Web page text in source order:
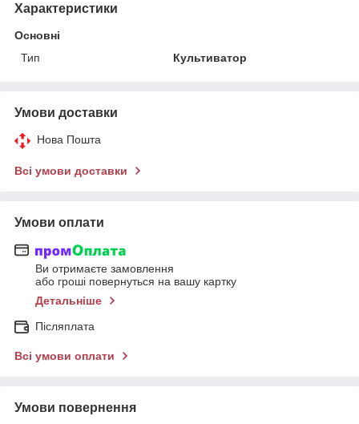
Характеристики
Основні
Тип
Культиватор
Умови доставки
Нова Пошта
Всі умови доставки
Умови оплати
Ви отримаєте замовлення
або гроші повернуться на вашу картку
Детальніше
Післяплата
Всі умови оплати
Умови повернення